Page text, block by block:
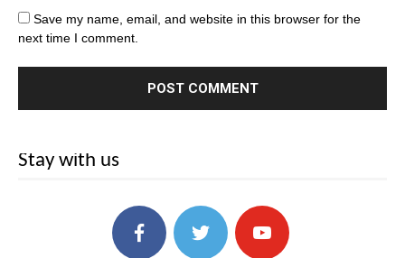
Save my name, email, and website in this browser for the
next time I comment.
Stay with us